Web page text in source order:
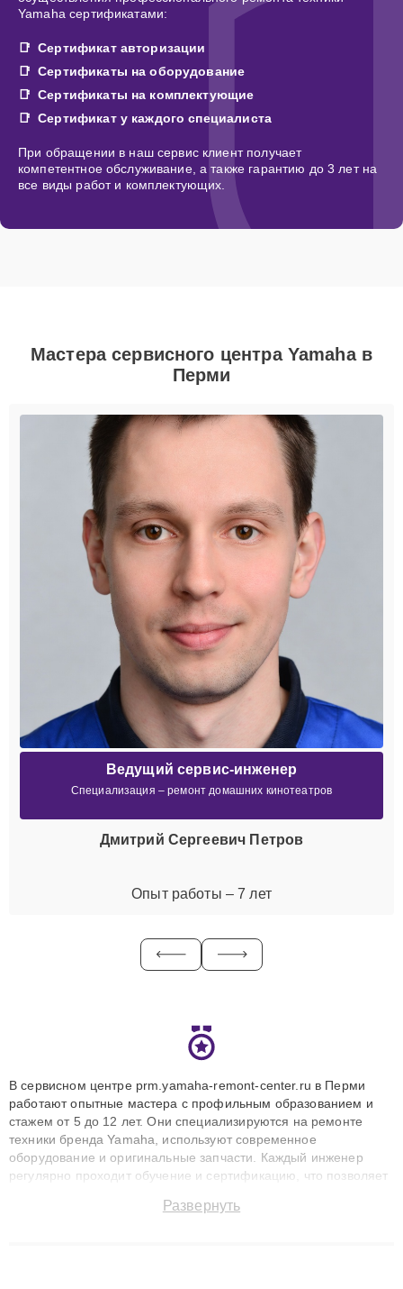
Yamaha сертификатами:
Сертификат авторизации
Сертификаты на оборудование
Сертификаты на комплектующие
Сертификат у каждого специалиста
При обращении в наш сервис клиент получает
компетентное обслуживание, а также гарантию до 3 лет на
все виды работ и комплектующих.
Мастера сервисного центра Yamaha в
Перми
Ведущий сервис-инженер
Специализация – ремонт домашних кинотеатров
Дмитрий Сергеевич Петров
Опыт работы – 7 лет
В сервисном центре prm.yamaha-remont-center.ru в Перми
работают опытные мастера с профильным образованием и
стажем от 5 до 12 лет. Они специализируются на ремонте
техники бренда Yamaha, используют современное
оборудование и оригинальные запчасти. Каждый инженер
регулярно проходит обучение и сертификацию, что позволяет
технику с сохранением гарантии до 3 лет. Наши мастера
Развернуть